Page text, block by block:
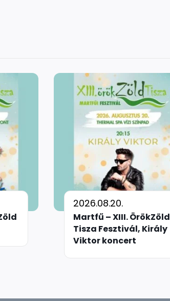
2026.08.20.
Martfű – XIII. ÖrökZöld
Tisza Fesztivál, Király
Viktor koncert